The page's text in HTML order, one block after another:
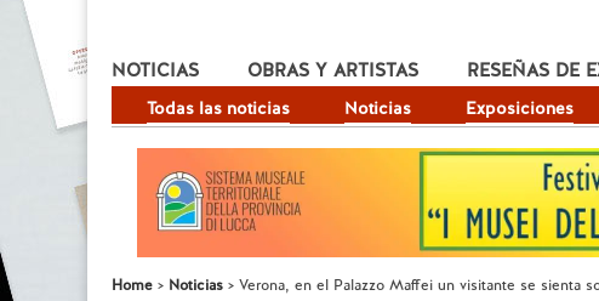
NOTICIAS
Todas las noticias Noticias Exposiciones
OBRAS Y ARTISTAS RESEÑAS DE
Home Noticias Verona, en el Palazzo Maffei un visitante se sienta